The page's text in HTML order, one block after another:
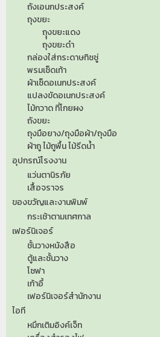
ถังเอนกประสงค์
ถุงขยะ
ถุุงขยะแดง
ถุงขยะดำ
กล่องใส่กระดาษทิชชู่
พรมเช็ดเท้า
ผ้าเช็ดอเนกประสงค์
แปลงขัดอเนกประสงค์
ไม้กวาด ที่โกยผง
ถังขยะ
ถุงมือยาง/ถุงมือผ้า/ถุงมือ
ผ้าถู ไม้ถูพื้น ไม้รีดน้ำ
อุปกรณ์โรงงาน
แว่นตานิรภัย
เสื้อจราจร
ของขวัญและงานพิมพ์
กระเช้าตามเทศกาล
เฟอร์นิเจอร์
ชั้นวางหนังสือ
ตู้และชั้นวาง
โซฟา
เก้าอี้
เฟอร์นิเจอร์สำนักงาน
ไอที
หมึกเติมอิงค์เจ็ท